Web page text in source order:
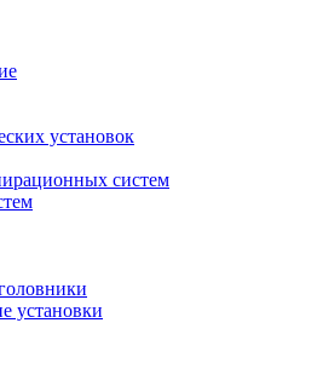
установок
систем
установки